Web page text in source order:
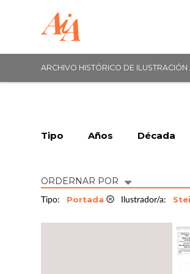
ARCHIVO HISTÓRICO DE
Tipo Años Década
ORDERNAR POR
Tipo: Portada Ilustrador/a: